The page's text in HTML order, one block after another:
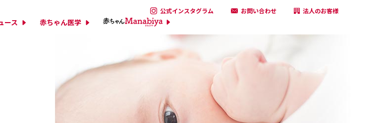
ース 赤ちゃん医学
公式インスタグラム お問い合わせ 法人のお客様